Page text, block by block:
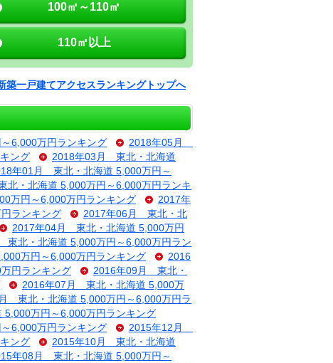
100㎡～110㎡
110㎡以上
築一戸建てアクセスランキングトップへ
6,000万円ランキング
2018年05月
ング
2018年03月 東北・北海道
年01月 東北・北海道 5,000万円～
・北海道 5,000万円～6,000万円ランキ
万円～6,000万円ランキング
2017年
ランキング
2017年06月 東北・北
2017年04月 東北・北海道 5,000万円
北・北海道 5,000万円～6,000万円ラン
万円～6,000万円ランキング
2016
円ランキング
2016年09月 東北・
2016年07月 東北・北海道 5,000万
東北・北海道 5,000万円～6,000万円ラ
万円～6,000万円ランキング
6,000万円ランキング
2015年12月
ング
2015年10月 東北・北海道
年08月 東北・北海道 5,000万円～